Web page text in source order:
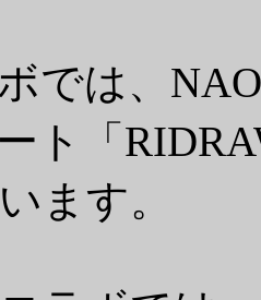
では、
ト「
ます。